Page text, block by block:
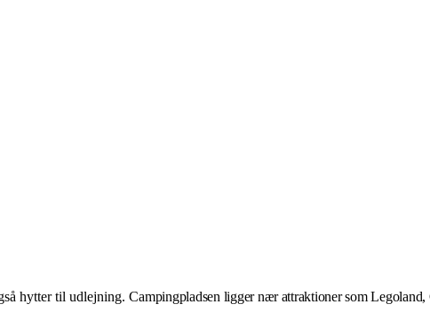
hytter til udlejning.Campingpladsen ligger nær attraktioner som